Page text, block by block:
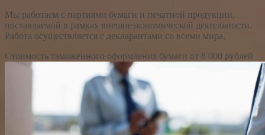
Мы работаем с партиями бумаги и печатной продукции,
поставляемой в рамках внешнеэкономической деятельности.
Работа осуществляется с декларантами со всеми мира.
Стоимость таможенного оформления бумаги от 8 000 рублей